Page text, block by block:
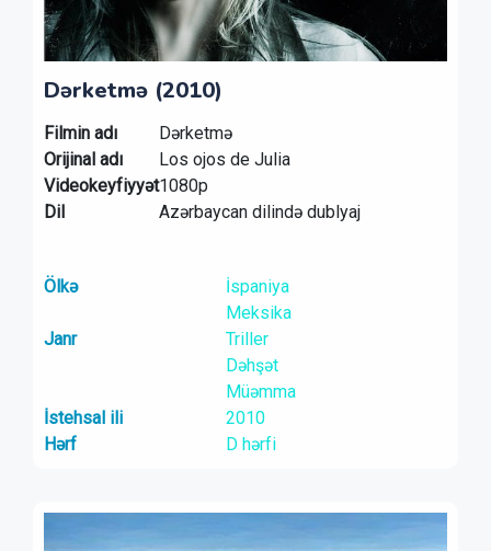
Dərketmə (2010)
Filmin adı
Dərketmə
Orijinal adı
Los ojos de Julia
Videokeyfiyyət1080p
Dil
Azərbaycan dilində dublyaj
Ölkə
İspaniya
Meksika
Janr
Triller
Dəhşət
Müəmma
İstehsal ili
2010
Hərf
D hərfi